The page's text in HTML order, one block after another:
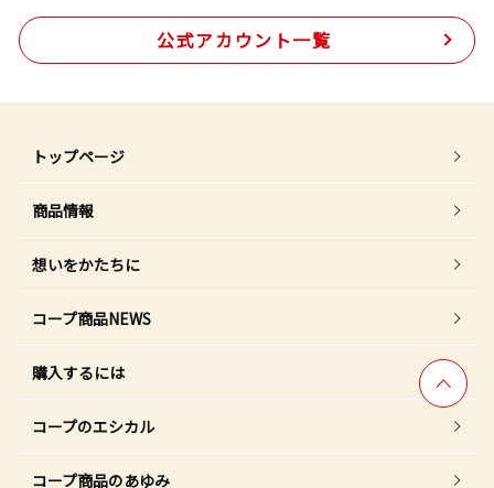
公式アカウント一覧
トップページ
商品情報
想いをかたちに
コープ商品NEWS
購入するには
コープのエシカル
コープ商品のあゆみ